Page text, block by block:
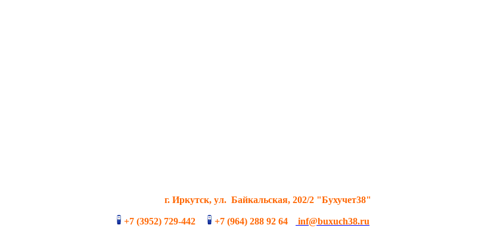
г. Иркутск, ул. Байкальская, 202/2 "Бухучет38"
+7 (3952) 729-442 +7 (964) 288 92 64 inf@buxuch38.ru